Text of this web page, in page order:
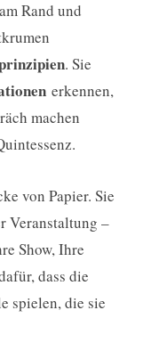
Rand und
. Sie
erkennen,
machen
von Papier. Sie
Veranstaltung –
Show, Ihre
dass die
spielen, die sie